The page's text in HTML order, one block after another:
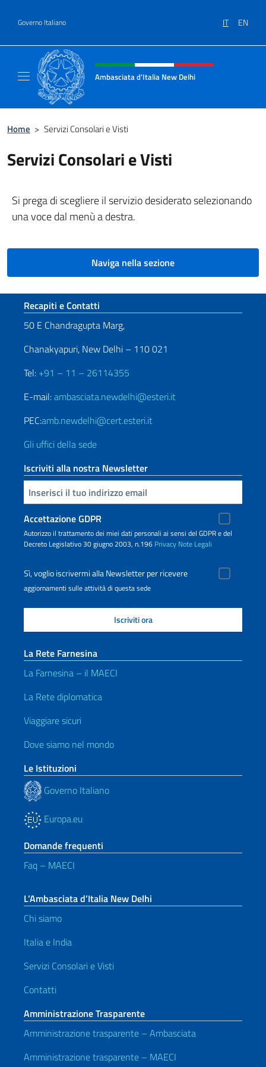
Governo Italiano IT EN
Intestazione sito, social e menù
Ambasciata d'Italia New Delhi
Home > Servizi Consolari e Visti
Servizi Consolari e Visti
Si prega di scegliere il servizio desiderato selezionando
una voce dal menù a destra.
Naviga nella sezione
Sezione footer
Recapiti e Contatti
50 E Chandragupta Marg,
Chanakyapuri, New Delhi – 110 021
Tel: +91 – 11 – 26114355
E-mail:ambasciata.newdelhi@esteri.it
PEC:amb.newdelhi@cert.esteri.it
Gli uffici della sede
Iscriviti alla nostra Newsletter
Inserisci la tua email
Accettazione GDPR
Autorizzo il trattamento dei miei dati personali ai sensi del GDPR e del
Decreto Legislativo 30 giugno 2003, n.196 Privacy Note Legali
Sì, voglio iscrivermi alla Newsletter per ricevere
aggiornamenti sulle attività di questa sede
La Rete Farnesina
La Farnesina – il MAECI
La Rete diplomatica
Viaggiare sicuri
Dove siamo nel mondo
Le Istituzioni
Governo Italiano
Europa.eu
Domande frequenti
Faq – MAECI
L’Ambasciata d’Italia New Delhi
Chi siamo
Italia e India
Servizi Consolari e Visti
Contatti
Amministrazione Trasparente
Amministrazione trasparente – Ambasciata
Amministrazione trasparente – MAECI